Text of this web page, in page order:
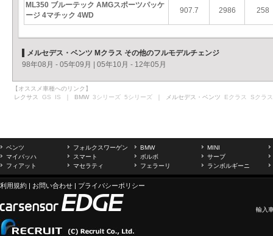
ML350 ブルーテック AMGスポーツパッケ
ージ 4マチック 4WD
907.7 2986 258
メルセデス・ベンツ Mクラス その他のフルモデルチェンジ
98年08月 - 05年09月
05年10月 - 12年05月
【オススメ車種へのリンク】
レクサス GS IS ｜ BMW 3シリーズ 5シリーズ ｜ メルセデス・ベンツ Eクラス Sクラス
ベンツ フォルクスワーゲン BMW
MINI
マイバッハ
スマート ボルボ
サーブ
フィアット
マセラティ フェラーリ ランボルギーニ
利用規約 | お問い合わせ | プライバシーポリシー
輸入